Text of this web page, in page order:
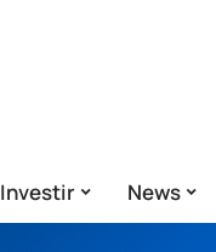
Investir News